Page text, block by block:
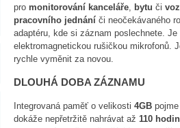
pro monitorování kanceláře, bytu či
pracovního jednání či neočekávaného
adaptéru, kde si záznam poslechnete.
elektromagnetickou rušičkou mikrofonů.
rychle vyměnit za novou.
DLOUHÁ DOBA ZÁZNAMU
Integrovaná paměť o velikosti 4GB
dokáže nepřetržitě nahrávat až 110 hodin